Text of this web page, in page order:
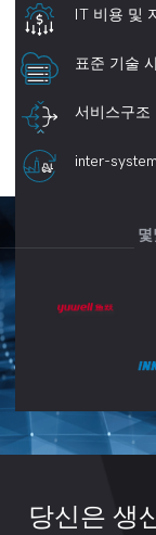
IT 비용 및
표준 기술
서비스구조
inter-
당신은 생